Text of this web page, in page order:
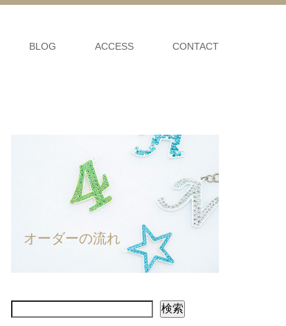
BLOG ACCESS CONTACT
オーダーの流れ
検索